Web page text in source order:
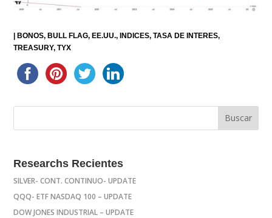
|BONOS BULL FLAG EE.UU. INDICES TASA DE INTERES
TREASURY TYX
Researchs Recientes
SILVER- CONT. CONTINUO- UPDATE
QQQ- ETF NASDAQ 100 – UPDATE
DOW JONES INDUSTRIAL – UPDATE